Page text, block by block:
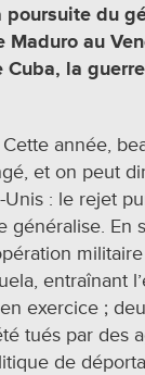
poursuite du
Maduro au
Cuba, la
Cette année,
et on peut
Unis : le rejet
généralise. En
entraînant
en exercice ;
tués par des
de